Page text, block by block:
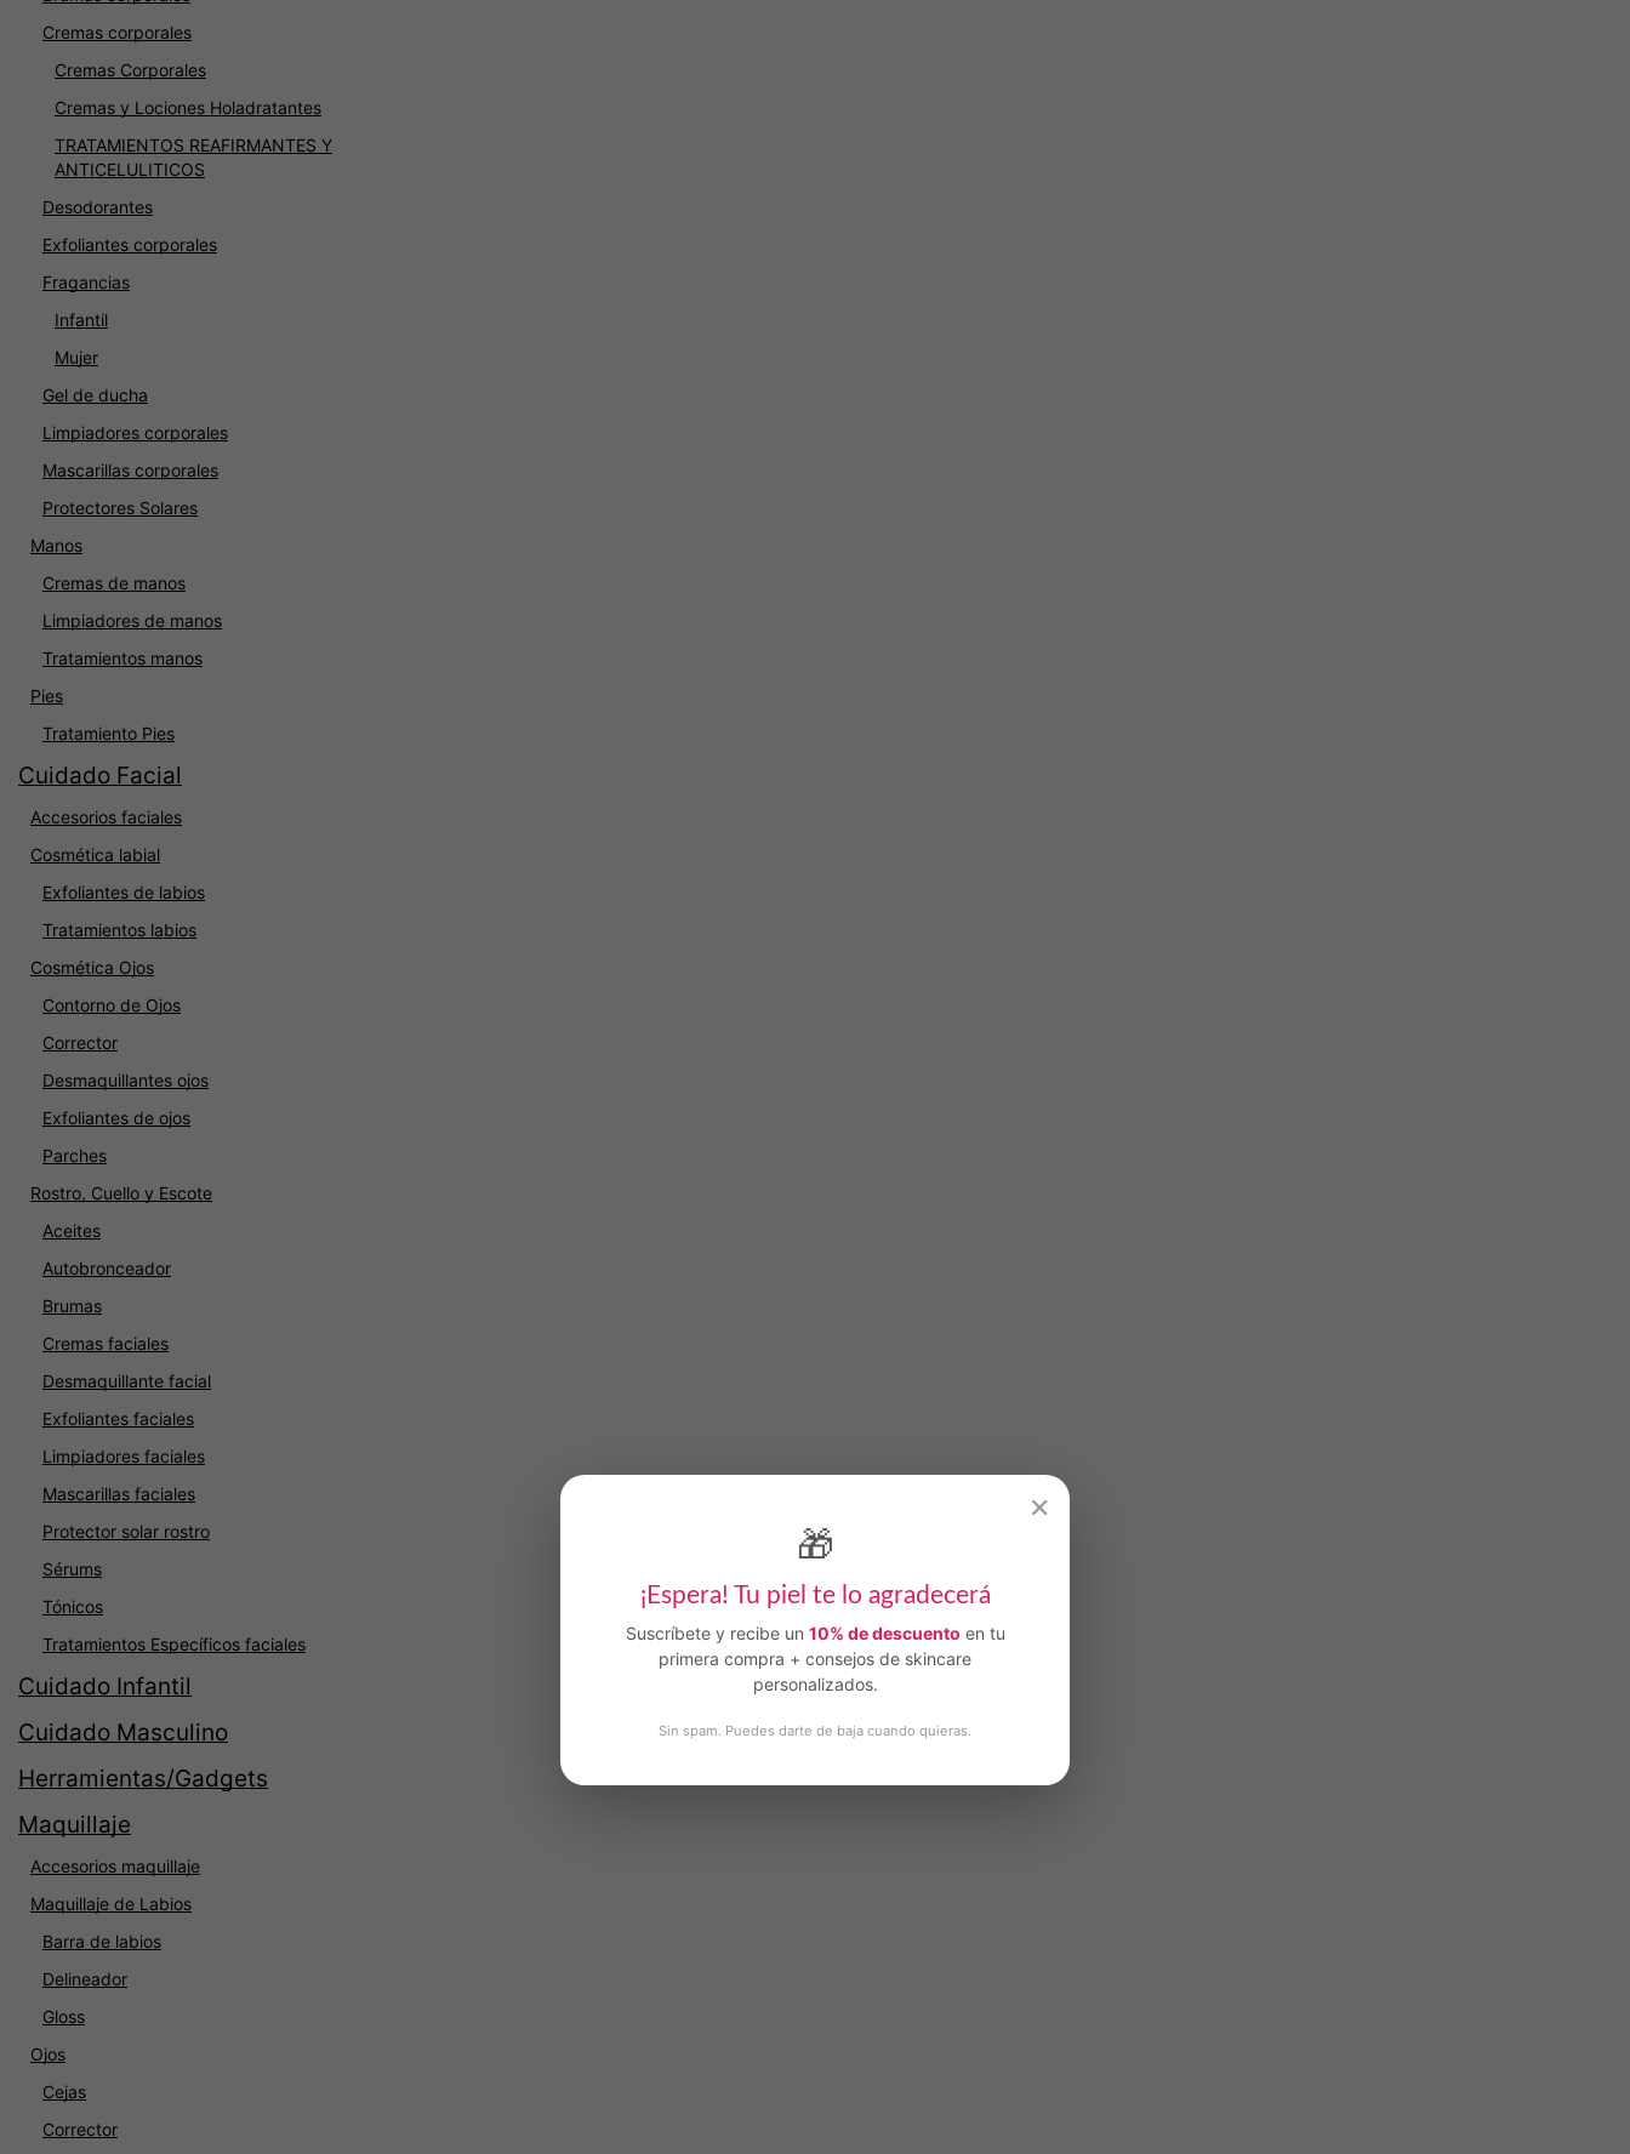
Cremas corporales
Cremas Corporales
Cremas y Lociones Holadratantes
TRATAMIENTOS REAFIRMANTES Y
ANTICELULITICOS
Desodorantes
Exfoliantes corporales
Fragancias
Infantil
Mujer
Gel de ducha
Limpiadores corporales
Mascarillas corporales
Protectores Solares
Manos
Cremas de manos
Limpiadores de manos
Tratamientos manos
Pies
Tratamiento Pies
Cuidado Facial
Accesorios faciales
Cosmética labial
Exfoliantes de labios
Tratamientos labios
Cosmética Ojos
Contorno de Ojos
Corrector
Desmaquillantes ojos
Exfoliantes de ojos
Parches
Rostro, Cuello y Escote
Aceites
Autobronceador
Brumas
Cremas faciales
Desmaquillante facial
Exfoliantes faciales
Limpiadores faciales
Mascarillas faciales
Protector solar rostro
Sérums
Tónicos
Tratamientos Específicos faciales
Cuidado Infantil
Cuidado Masculino
Herramientas/Gadgets
Maquillaje
Accesorios maquillaje
Maquillaje de Labios
Barra de labios
Delineador
Gloss
Ojos
Cejas
Corrector
✕
🎁
¡Espera! Tu piel te lo agradecerá
Suscríbete y recibe un 10% de descuento en tu
primera compra + consejos de skincare
personalizados.
Sin spam. Puedes darte de baja cuando quieras.